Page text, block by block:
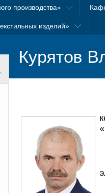
производства»
изделий»
Курятов